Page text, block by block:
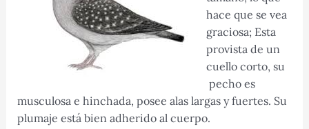
hace que se vea
graciosa; Esta
provista de un
cuello corto, su
pecho es
musculosa e hinchada, posee alas largas y fuertes. Su
plumaje está bien adherido al cuerpo.